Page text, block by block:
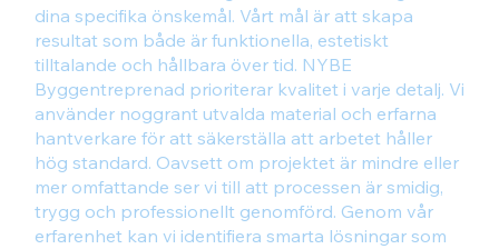
dina specifika önskemål. Vårt mål är att skapa
resultat som både är funktionella, estetiskt
tilltalande och hållbara över tid. NYBE
Byggentreprenad prioriterar kvalitet i varje detalj. Vi
använder noggrant utvalda material och erfarna
hantverkare för att säkerställa att arbetet håller
hög standard. Oavsett om projektet är mindre eller
mer omfattande ser vi till att processen är smidig,
trygg och professionellt genomförd. Genom vår
erfarenhet kan vi identifiera smarta lösningar som